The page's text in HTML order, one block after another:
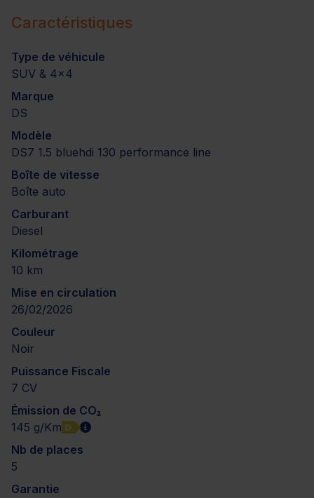
Caractéristiques
Type de véhicule
SUV & 4x4
Marque
DS
Modèle
DS7 1.5 bluehdi 130 performance line
Boîte de vitesse
Boîte auto
Carburant
Diesel
Kilométrage
10 km
Mise en circulation
26/02/2026
Couleur
Noir
Puissance Fiscale
7 CV
Émission de CO₂
145 g/Km D
Nb de places
5
Garantie